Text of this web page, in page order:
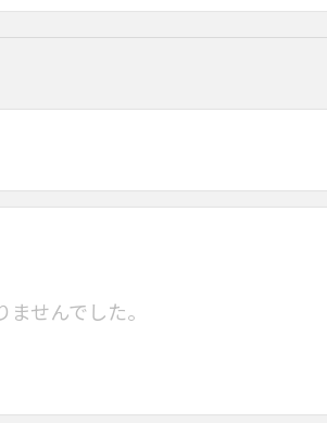
せんでした。